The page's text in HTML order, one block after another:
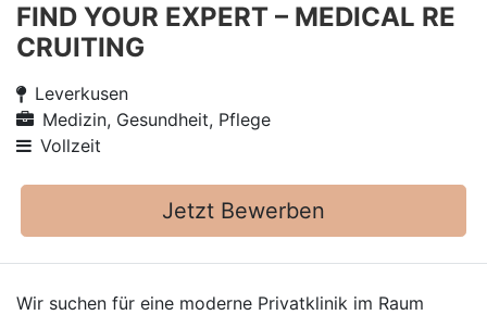
FIND YOUR EXPERT – MEDICAL RE
CRUITING
Leverkusen
Medizin, Gesundheit, Pflege
Vollzeit
Jetzt Bewerben
Wir suchen für eine moderne Privatklinik im Raum